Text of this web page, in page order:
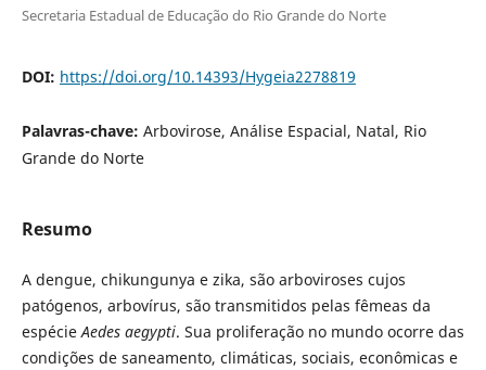
Secretaria Estadual de Educação do Rio Grande do Norte
DOI: https://doi.org/10.14393/Hygeia2278819
Palavras-chave: Arbovirose, Análise Espacial, Natal, Rio
Grande do Norte
Resumo
A dengue, chikungunya e zika, são arboviroses cujos
patógenos, arbovírus, são transmitidos pelas fêmeas da
espécieAedes aegypti. Sua proliferação no mundo ocorre das
condições de saneamento, climáticas, sociais, econômicas e